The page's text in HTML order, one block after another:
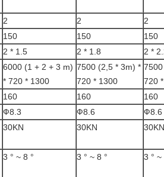
2 2
2
150 150
150
2 * 1.5 2 * 1.8
2 *
6000 (1 + 2 + 3 m)
* 720 * 1300
7500 (2,5 * 3m) *
720 * 1300
720
160 160
160
Ф8.3 Ф8.6
Ф8.6
30KN 30KN 30KN
3 ° ~ 8 ° 3 ° ~ 8 ° 3 ° ~